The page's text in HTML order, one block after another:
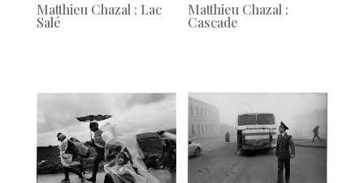
Matthieu Chazal : Lac
Salé
Matthieu Chazal :
Cascade